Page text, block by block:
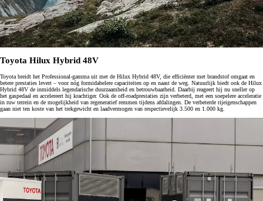
Toyota Hilux Hybrid 48V
Toyota breidt het Professional-gamma uit met de Hilux Hybrid 48V, die efficiënter met brandstof omgaat en
betere prestaties levert – voor nóg formidabelere capaciteiten op en naast de weg. Natuurlijk biedt ook de Hilux
Hybrid 48V de inmiddels legendarische duurzaamheid en betrouwbaarheid. Daarbij reageert hij nu sneller op
het gaspedaal en accelereert hij krachtiger. Ook de off-roadprestaties zijn verbeterd, met een soepelere acceleratie
in ruw terrein en de mogelijkheid van regeneratief remmen tijdens afdalingen. De verbeterde rijeigenschappen
gaan niet ten koste van het trekgewicht en laadvermogen van respectievelijk 3.500 en 1.000 kg.